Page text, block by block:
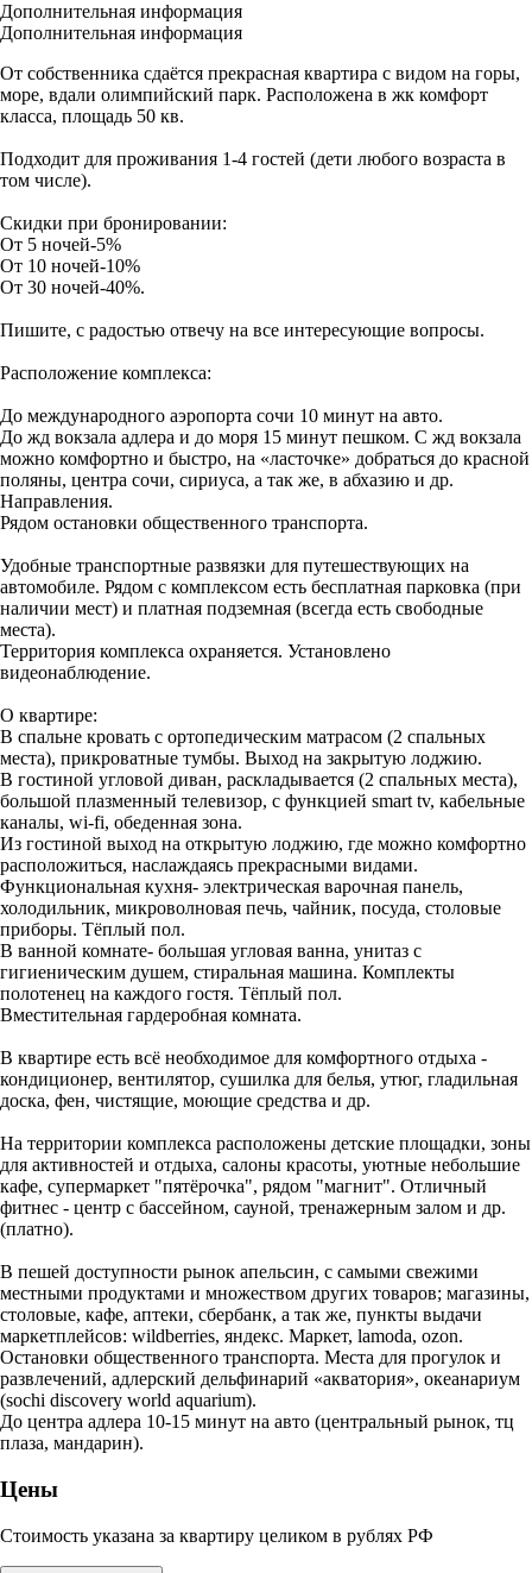
Дополнительная информация
Дополнительная информация
От собственника сдаётся прекрасная квартира с видом на горы,
море, вдали олимпийский парк. Расположена в жк комфорт
класса, площадь 50 кв.
Подходит для проживания 1-4 гостей (дети любого возраста в
том числе).
Скидки при бронировании:
От 5 ночей-5%
От 10 ночей-10%
От 30 ночей-40%.
Пишите, с радостью отвечу на все интересующие вопросы.
Расположение комплекса:
До международного аэропорта сочи 10 минут на авто.
До жд вокзала адлера и до моря 15 минут пешком. С жд вокзала
можно комфортно и быстро, на «ласточке» добраться до красной
поляны, центра сочи, сириуса, а так же, в абхазию и др.
Направления.
Рядом остановки общественного транспорта.
Удобные транспортные развязки для путешествующих на
автомобиле. Рядом с комплексом есть бесплатная парковка (при
наличии мест) и платная подземная (всегда есть свободные
места).
Территория комплекса охраняется. Установлено
видеонаблюдение.
О квартире:
В спальне кровать с ортопедическим матрасом (2 спальных
места), прикроватные тумбы. Выход на закрытую лоджию.
В гостиной угловой диван, раскладывается (2 спальных места),
большой плазменный телевизор, с функцией smart tv, кабельные
каналы, wi-fi, обеденная зона.
Из гостиной выход на открытую лоджию, где можно комфортно
расположиться, наслаждаясь прекрасными видами.
Функциональная кухня- электрическая варочная панель,
холодильник, микроволновая печь, чайник, посуда, столовые
приборы. Тёплый пол.
В ванной комнате- большая угловая ванна, унитаз с
гигиеническим душем, стиральная машина. Комплекты
полотенец на каждого гостя. Тёплый пол.
Вместительная гардеробная комната.
В квартире есть всё необходимое для комфортного отдыха -
кондиционер, вентилятор, сушилка для белья, утюг, гладильная
доска, фен, чистящие, моющие средства и др.
На территории комплекса расположены детские площадки, зоны
для активностей и отдыха, салоны красоты, уютные небольшие
кафе, супермаркет "пятёрочка", рядом "магнит". Отличный
фитнес - центр с бассейном, сауной, тренажерным залом и др.
(платно).
В пешей доступности рынок апельсин, с самыми свежими
местными продуктами и множеством других товаров; магазины,
столовые, кафе, аптеки, сбербанк, а так же, пункты выдачи
маркетплейсов: wildberries, яндекс. Маркет, lamoda, ozon.
Остановки общественного транспорта. Места для прогулок и
развлечений, адлерский дельфинарий «акватория», океанариум
(sochi discovery world aquarium).
До центра адлера 10-15 минут на авто (центральный рынок, тц
плаза, мандарин).
Цены
Стоимость указана за квартиру целиком в рублях РФ